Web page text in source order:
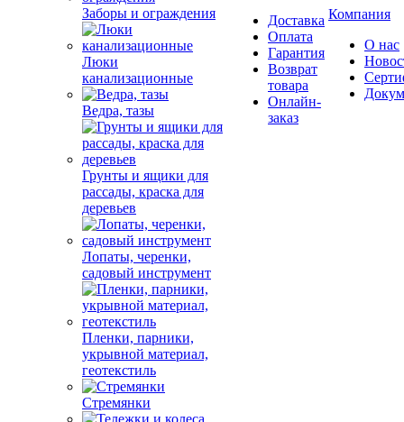
Заборы и ограждения
Люки
канализационные
Ведра, тазы
Грунты и ящики для
рассады, краска для
деревьев
Лопаты, черенки,
садовый инструмент
Пленки, парники,
укрывной материал,
геотекстиль
Стремянки
Доставка
Оплата
Гарантия
Возврат
товара
Онлайн-
заказ
Компания
О нас